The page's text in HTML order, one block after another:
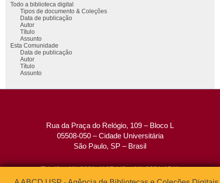
Todo a biblioteca digital
Tipos de documento & Coleções
Data de publicação
Autor
Título
Assunto
Esta Comunidade
Data de publicação
Autor
Título
Assunto
Rua da Praça do Relógio, 109 – Bloco L
05508-050 – Cidade Universitária
São Paulo, SP – Brasil
Tel: (0xx11) 3091-4195 / (0xx11) 3091-1541
Fax: (0xx11) 3091-1567